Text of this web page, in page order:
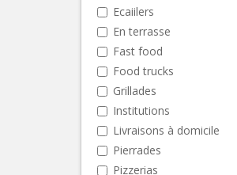
Ecaiilers
En terrasse
Fast food
Food trucks
Grillades
Institutions
Livraisons à domicile
Pierrades
Pizzerias